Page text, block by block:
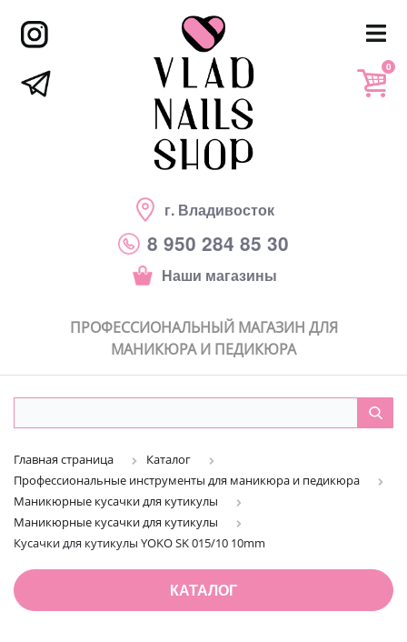
г. Владивосток
8 950 284 85 30
Наши магазины
0
ПРОФЕССИОНАЛЬНЫЙ МАГАЗИН ДЛЯ
МАНИКЮРА И ПЕДИКЮРА
Главная страница
Каталог
Профессиональные инструменты для маникюра и педикюра
Маникюрные кусачки для кутикулы
Маникюрные кусачки для кутикулы
Кусачки для кутикулы YOKO SK 015/10 10mm
КАТАЛОГ